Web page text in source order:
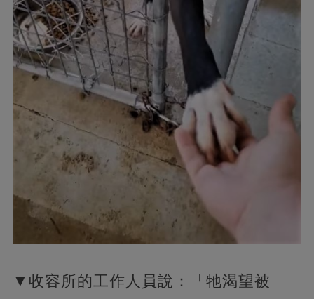
▼收容所的工作人員說：「牠渴望被